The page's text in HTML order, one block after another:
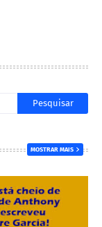
MOSTRAR MAIS